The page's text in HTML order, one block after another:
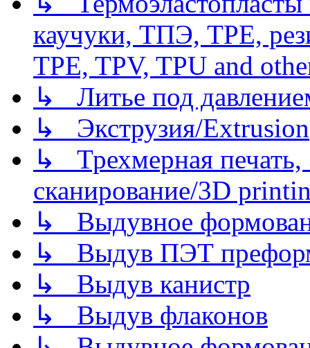
каучуки, ТПЭ, TPE,
TPE, TPV, TPU and
↳ Литье под
↳ Экструзия/Extrusion
↳ Трехмерная
сканирование/3D
↳ Выдувное
↳ Выдув ПЭТ
↳ Выдув канистр
↳ Выдув флаконов